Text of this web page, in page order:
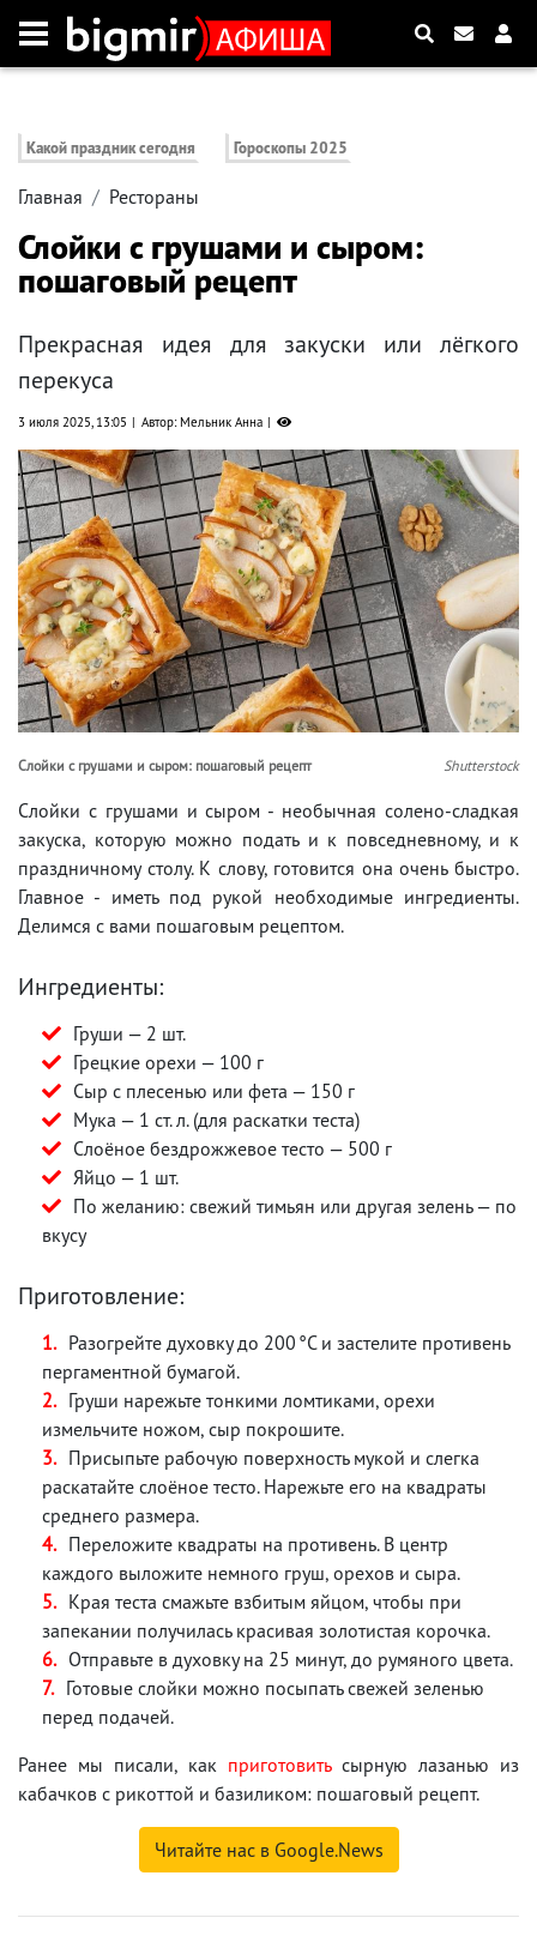
Какой праздник сегодня Гороскопы 2025
Главная Рестораны
Слойки с грушами и сыром:
пошаговый рецепт
Прекрасная идея для закуски или лёгкого
перекуса
3 июля 2025, 13:05 Автор: Мельник Анна
Слойки с грушами и сыром: пошаговый рецепт Shutterstock
Слойки с грушами и сыром - необычная солено-сладкая
закуска, которую можно подать и к повседневному, и к
праздничному столу. К слову, готовится она очень быстро.
Главное - иметь под рукой необходимые ингредиенты.
Делимся с вами пошаговым рецептом.
Ингредиенты:
Груши — 2 шт.
Грецкие орехи — 100 г
Сыр с плесенью или фета — 150 г
Мука — 1 ст. л. (для раскатки теста)
Слоёное бездрожжевое тесто — 500 г
Яйцо — 1 шт.
По желанию: свежий тимьян или другая зелень — по
вкусу
Приготовление:
Разогрейте духовку до 200 °C и застелите противень
пергаментной бумагой.
Груши нарежьте тонкими ломтиками, орехи
измельчите ножом, сыр покрошите.
Присыпьте рабочую поверхность мукой и слегка
раскатайте слоёное тесто. Нарежьте его на квадраты
среднего размера.
Переложите квадраты на противень. В центр
каждого выложите немного груш, орехов и сыра.
Края теста смажьте взбитым яйцом, чтобы при
запекании получилась красивая золотистая корочка.
Отправьте в духовку на 25 минут, до румяного цвета.
Готовые слойки можно посыпать свежей зеленью
перед подачей.
Ранее мы писали, как приготовитьсырную лазанью из
кабачков с рикоттой и базиликом: пошаговый рецепт.
Читайте нас в Google.News